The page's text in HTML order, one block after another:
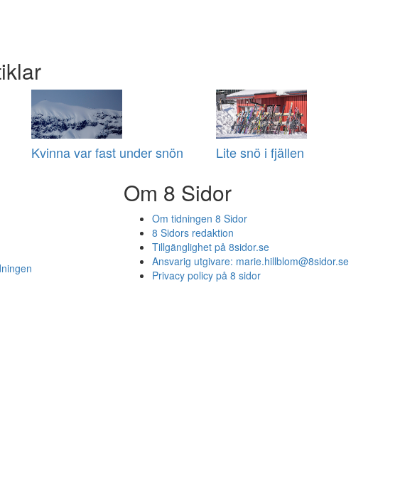
Kvinna var fast under snön Lite snö i fjällen
Om 8 Sidor
Om tidningen 8 Sidor
8 Sidors redaktion
Tillgänglighet på 8sidor.se
Ansvarig utgivare: marie.hillblom@8sidor.se
Privacy policy på 8 sidor